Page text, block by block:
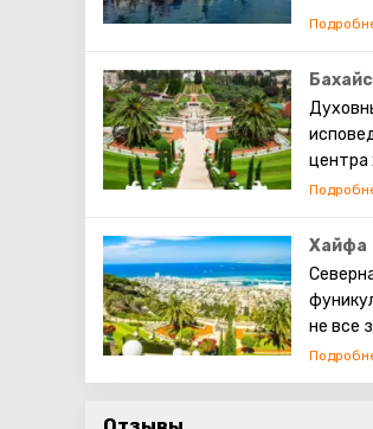
Тут и
даже
все
городов
центра
так,
Хайфа
не все
Хайфа